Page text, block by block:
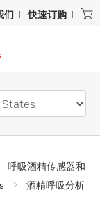
们 快速订购
呼吸酒精传感器和
酒精呼吸分析